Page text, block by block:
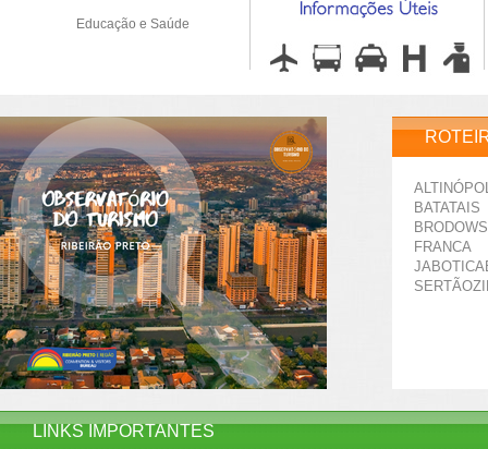
Educação e Saúde
BATATAIS
FRANCA
LINKS IMPORTANTES